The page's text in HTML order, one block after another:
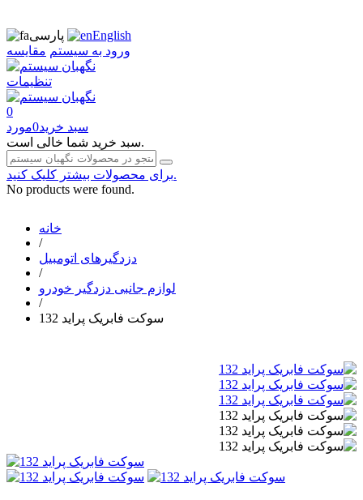
پارسی
English
ورود به سیستم مقایسه
تنظیمات
0
سبد خرید0مورد
سبد خرید شما خالی است.
برای محصولات بیشتر کلیک کنید.
No products were found.
خانه
/
دزدگیرهای اتومبیل
/
لوازم جانبی دزدگیر خودرو
/
سوکت فابریک پراید 132